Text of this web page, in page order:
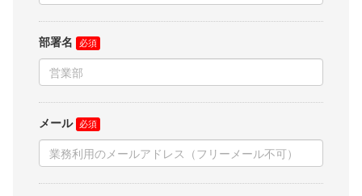
部署名
メール